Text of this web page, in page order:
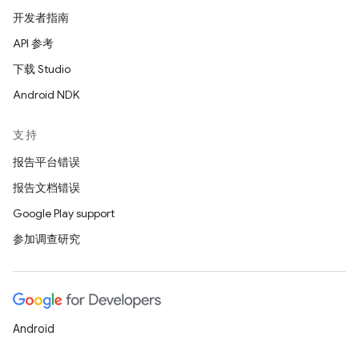
开发者指南
API 参考
下载 Studio
Android NDK
支持
报告平台错误
报告文档错误
Google Play support
参加调查研究
Android